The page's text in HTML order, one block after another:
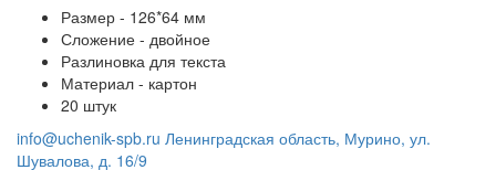
Размер - 126*64 мм
Сложение - двойное
Разлиновка для текста
Материал - картон
20 штук
info@uchenik-spb.ru Ленинградская область, Мурино, ул.
Шувалова, д. 16/9